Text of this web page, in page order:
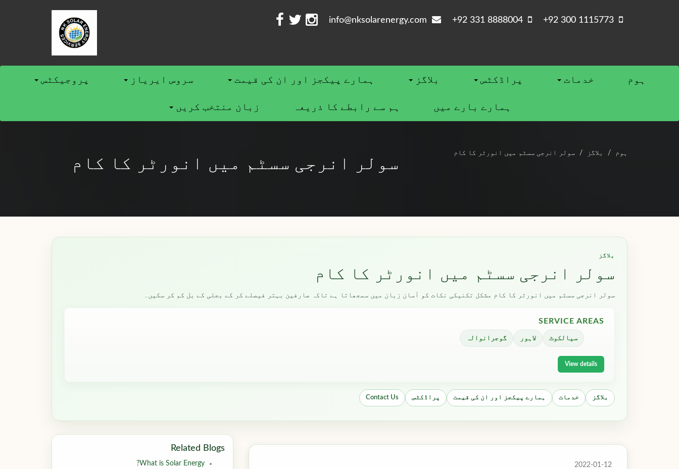
+92 300 1115773
+92 331 8888004
ہوم خدمات پراڈکٹس بلاگز ہمارے پیکجز اور ان کی قیمت سروس ایریاز پروجیکٹس
ہمارے بارے ميں ہم سے رابطے کا ذریعہ زبان منتخب کریں
سولر انرجی سسٹم میں انورٹر کا کام
ہوم بلاگز سولر انرجی سسٹم میں انورٹر کا کام
بلاگز
سولر انرجی سسٹم میں انورٹر کا کام
سولر انرجی سسٹم میں انورٹر کا کام مشکل تکنیکی نکات کو آسان زبان میں سمجھاتا ہے تاکہ صارفین بہتر فیصلے کر کے بجلی کے بل کم کر سکیں۔
SERVICE AREAS
سیالکوٹ لاہور گوجرانوالہ
View details
بلاگز خدمات ہمارے پیکجز اور ان کی قیمت پراڈکٹس Contact Us
2022-01-12
Related Blogs
What is Solar Energy?